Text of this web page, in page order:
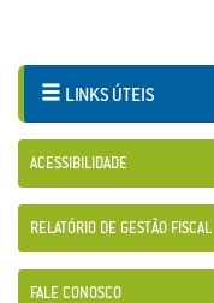
LINKS ÚTEIS
ACESSIBILIDADE
RELATÓRIO DE GESTÃO FISCAL
FALE CONOSCO